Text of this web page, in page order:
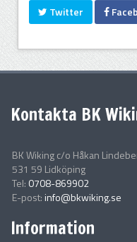
Twitter
Kontakta BK
BK Wiking c/o Håkan
531 59 Lidköping
Tel: 0708-869902
E-post:info@bkwiking.se
Information